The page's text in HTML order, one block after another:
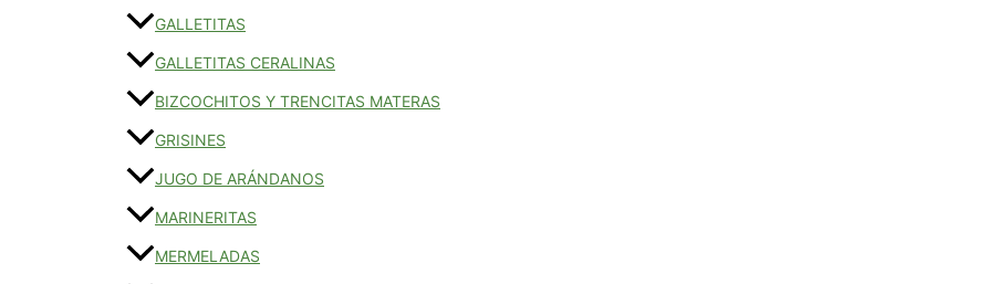
GALLETITAS
GALLETITAS CERALINAS
BIZCOCHITOS Y TRENCITAS MATERAS
GRISINES
JUGO DE ARÁNDANOS
MARINERITAS
MERMELADAS